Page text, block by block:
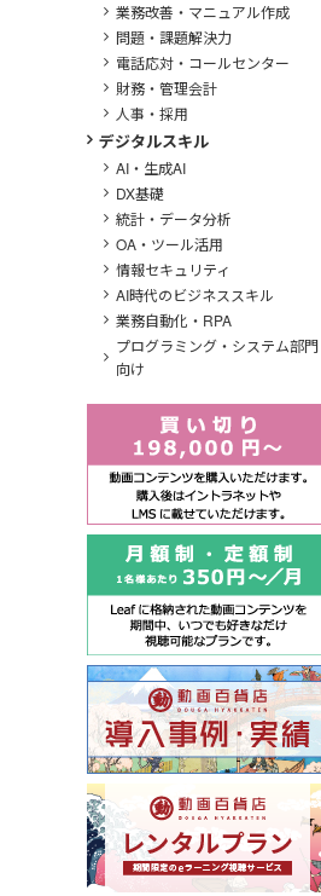
業務改善・マニュアル作成
問題・課題解決力
電話応対・コールセンター
財務・管理会計
人事・採用
デジタルスキル
AI・生成AI
DX基礎
統計・データ分析
OA・ツール活用
情報セキュリティ
AI時代のビジネススキル
業務自動化・RPA
プログラミング・システム部門
向け